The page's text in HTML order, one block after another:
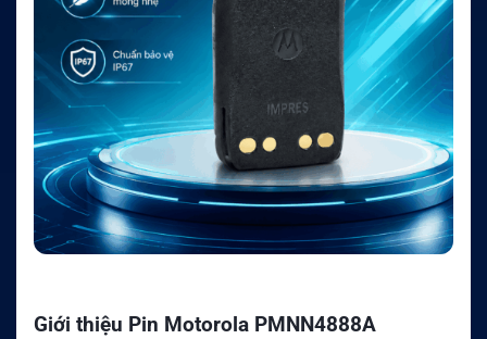
Giới thiệu Pin Motorola PMNN4888A